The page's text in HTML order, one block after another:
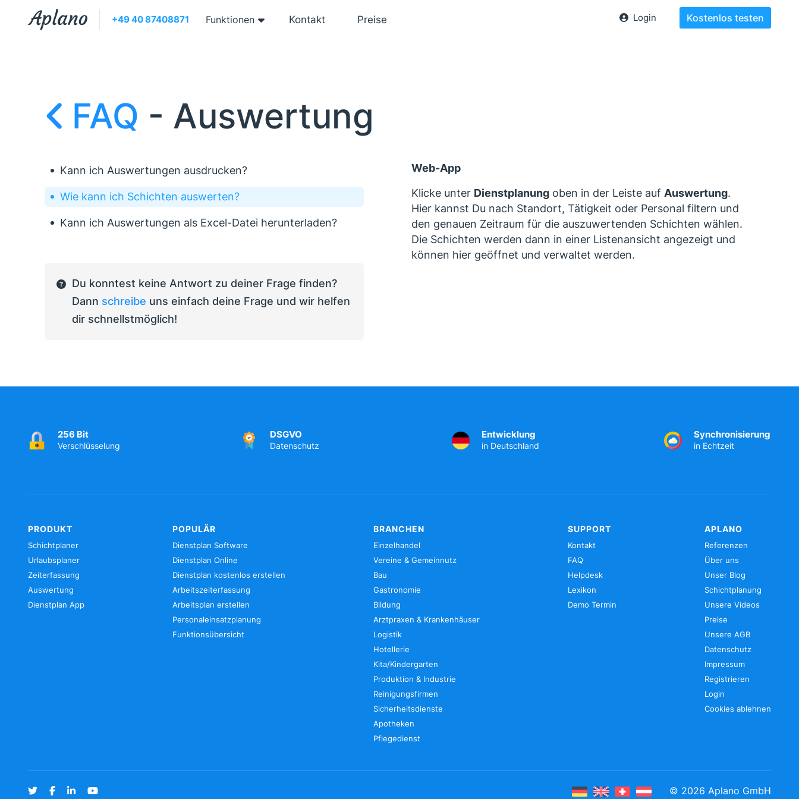
+49 40 87408871 Funktionen Kontakt Preise Login Kostenlos testen
FAQ - Auswertung
Kann ich Auswertungen ausdrucken?
Wie kann ich Schichten auswerten?
Kann ich Auswertungen als Excel-Datei herunterladen?
Du konntest keine Antwort zu deiner Frage finden?
Dann schreibe uns einfach deine Frage und wir helfen
dir schnellstmöglich!
Web-App
Klicke unter Dienstplanung oben in der Leiste auf Auswertung.
Hier kannst Du nach Standort, Tätigkeit oder Personal filtern und
den genauen Zeitraum für die auszuwertenden Schichten wählen.
Die Schichten werden dann in einer Listenansicht angezeigt und
können hier geöffnet und verwaltet werden.
256 Bit
Verschlüsselung
DSGVO
Datenschutz
Entwicklung
in Deutschland
Synchronisierung
in Echtzeit
PRODUKT
Schichtplaner
Urlaubsplaner
Zeiterfassung
Auswertung
Dienstplan App
POPULÄR
Dienstplan Software
Dienstplan Online
Dienstplan kostenlos erstellen
Arbeitszeiterfassung
Arbeitsplan erstellen
Personaleinsatzplanung
Funktionsübersicht
BRANCHEN
Einzelhandel
Vereine & Gemeinnutz
Bau
Gastronomie
Bildung
Arztpraxen & Krankenhäuser
Logistik
Hotellerie
Kita/Kindergarten
Produktion & Industrie
Reinigungsfirmen
Sicherheitsdienste
Apotheken
Pflegedienst
SUPPORT
Kontakt
FAQ
Helpdesk
Lexikon
Demo Termin
APLANO
Referenzen
Über uns
Unser Blog
Schichtplanung
Unsere Videos
Preise
Unsere AGB
Datenschutz
Impressum
Registrieren
Login
Cookies ablehnen
© 2026 Aplano GmbH